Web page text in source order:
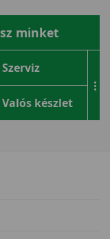
minket
Szerviz
Valós készlet
...